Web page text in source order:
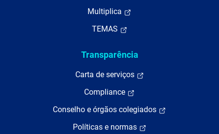
Multiplica
TEMAS
Transparência
Carta de serviços
Compliance
Conselho e órgãos colegiados
Políticas e normas